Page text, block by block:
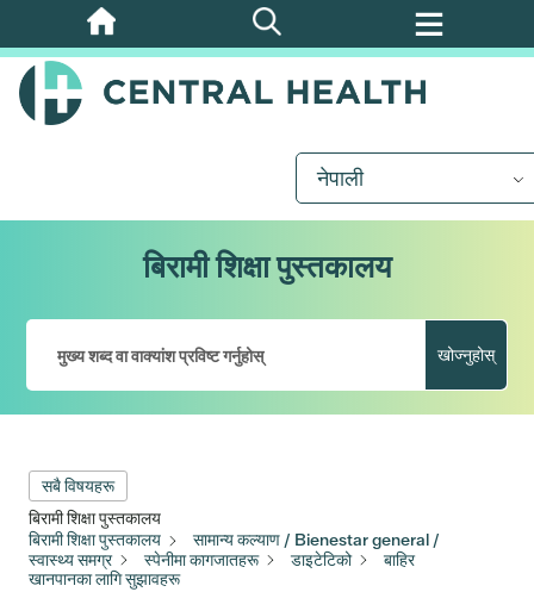
मुख्य
सामग्रीमा
जानुहोस्
नेपाली
बिरामी शिक्षा पुस्तकालय
खोज्नुहोस्
सबै विषयहरू
बिरामी शिक्षा पुस्तकालय
बिरामी शिक्षा पुस्तकालय
सामान्य कल्याण / Bienestar general /
स्वास्थ्य समग्र
स्पेनीमा कागजातहरू डाइटेटिको
बाहिर
खानपानका लागि सुझावहरू